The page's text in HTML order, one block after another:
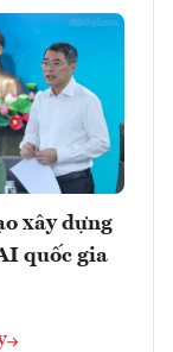
xây dựng
quốc gia